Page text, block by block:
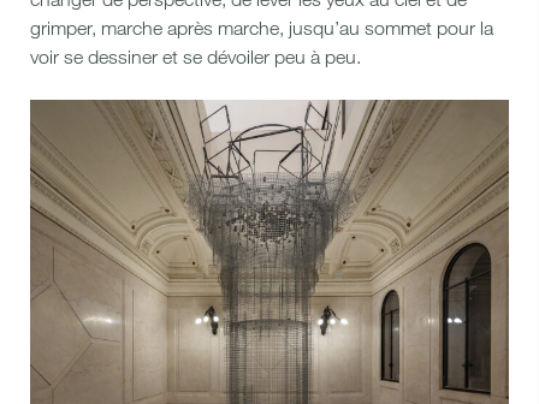
grimper, marche après marche, jusqu’au sommet pour la
voir se dessiner et se dévoiler peu à peu.